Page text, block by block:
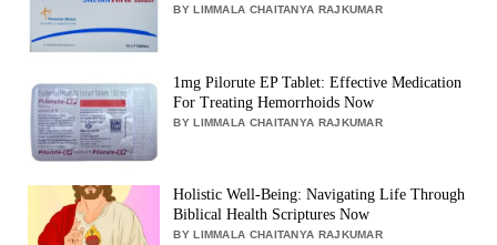
BY LIMMALA CHAITANYA RAJKUMAR
1mg Pilorute EP Tablet: Effective Medication
For Treating Hemorrhoids Now
BY LIMMALA CHAITANYA RAJKUMAR
Holistic Well-Being: Navigating Life Through
Biblical Health Scriptures Now
BY LIMMALA CHAITANYA RAJKUMAR